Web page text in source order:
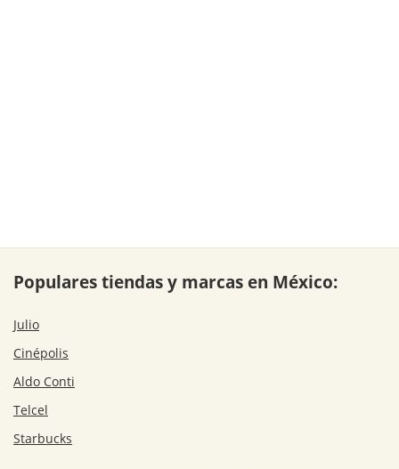
Populares tiendas y marcas en México:
Julio
Cinépolis
Aldo Conti
Telcel
Starbucks